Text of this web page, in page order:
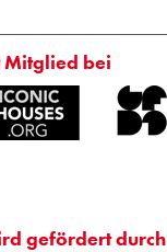
Mitglied bei
gefördert durch